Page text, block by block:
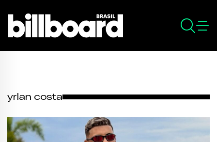
yrlan costa